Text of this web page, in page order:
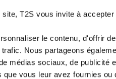
T2S vous invite à
le contenu, d'offrir
Nous partageons
médias sociaux, de publicité
vous leur avez fournies